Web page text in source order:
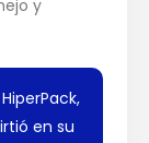
y
en su